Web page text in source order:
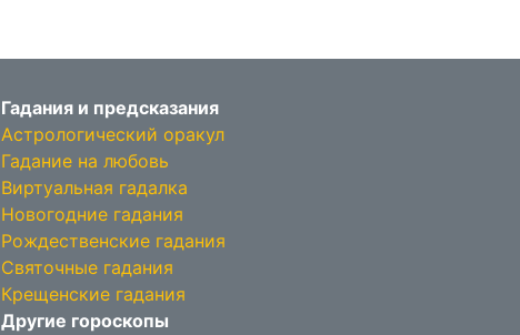
Гадания и предсказания
Астрологический оракул
Гадание на любовь
Виртуальная гадалка
Новогодние гадания
Рождественские гадания
Святочные гадания
Крещенские гадания
Другие гороскопы